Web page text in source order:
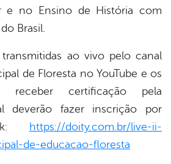
e no Ensino de História com
Brasil.
transmitidas ao vivo pelo canal
de Floresta no YouTube e os
receber certificação pela
deverão fazer inscrição por
https://doity.com.br/live-ii-
de-educacao-floresta